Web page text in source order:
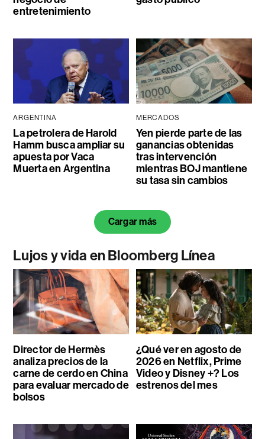
entretenimiento
ARGENTINA
La petrolera de Harold
Hamm busca ampliar su
apuesta por Vaca
Muerta en Argentina
MERCADOS
Yen pierde parte de las
ganancias obtenidas
tras intervención
mientras BOJ mantiene
su tasa sin cambios
Cargar más
Lujos y vida en Bloomberg Línea
Director de Hermès
analiza precios de la
carne de cerdo en China
para evaluar mercado de
bolsos
¿Qué ver en agosto de
2026 en Netflix, Prime
Video y Disney +? Los
estrenos del mes